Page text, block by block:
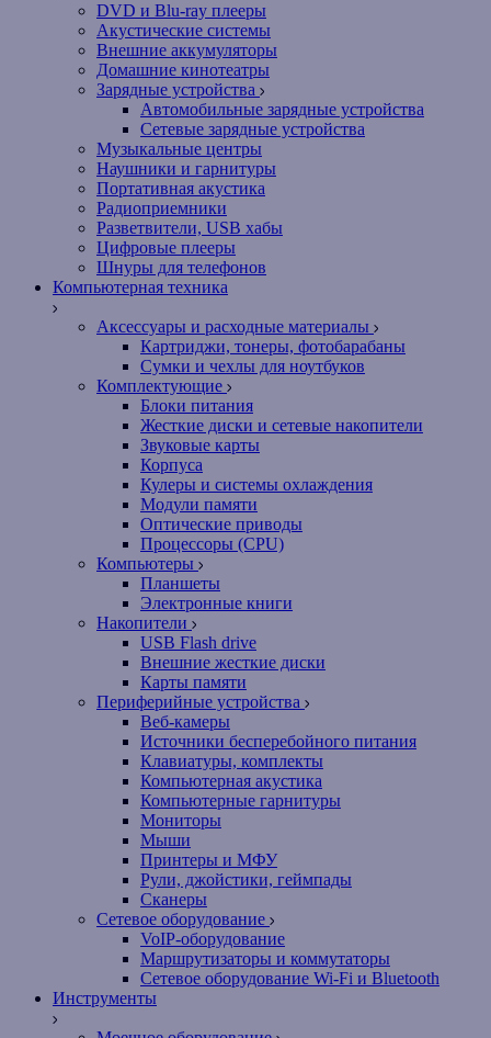
DVD и Blu-ray плееры
Акустические системы
Внешние аккумуляторы
Домашние кинотеатры
Зарядные устройства
Автомобильные зарядные устройства
Сетевые зарядные устройства
Музыкальные центры
Наушники и гарнитуры
Портативная акустика
Радиоприемники
Разветвители, USB хабы
Цифровые плееры
Шнуры для телефонов
Компьютерная техника
Аксессуары и расходные материалы
Картриджи, тонеры, фотобарабаны
Сумки и чехлы для ноутбуков
Комплектующие
Блоки питания
Жесткие диски и сетевые накопители
Звуковые карты
Корпуса
Кулеры и системы охлаждения
Модули памяти
Оптические приводы
Процессоры (CPU)
Компьютеры
Планшеты
Электронные книги
Накопители
USB Flash drive
Внешние жесткие диски
Карты памяти
Периферийные устройства
Веб-камеры
Источники бесперебойного питания
Клавиатуры, комплекты
Компьютерная акустика
Компьютерные гарнитуры
Мониторы
Мыши
Принтеры и МФУ
Рули, джойстики, геймпады
Сканеры
Сетевое оборудование
VoIP-оборудование
Маршрутизаторы и коммутаторы
Сетевое оборудование Wi-Fi и Bluetooth
Инструменты